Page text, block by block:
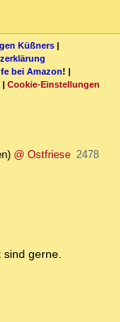
Küßners |
bei Amazon! |
| Cookie-Einstellungen
@ Ostfriese 2478
sind gerne.